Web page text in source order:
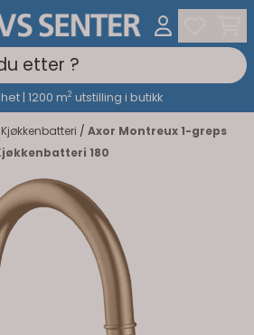
| 1200 m2 utstilling i butikk
Kjøkkenbatteri / Axor Montreux 1-greps
180